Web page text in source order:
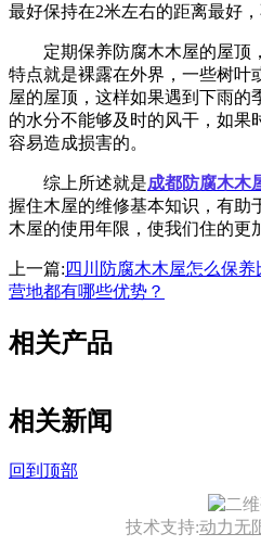
最好保持在2米左右的距离最好
定期保养防腐木木屋的屋顶
特点就是裸露在外界，一些树叶
屋的屋顶，这样如果遇到下雨的
的水分不能够及时的风干，如果
容易造成损害的。
综上所述就是成都防腐木木
握住木屋的维修基本知识，有助
木屋的使用年限，使我们住的
上一篇: 四川防腐木木屋怎么保养
营地都有哪些优势？
相关产品
相关新闻
回到顶部
技术支持:动力无